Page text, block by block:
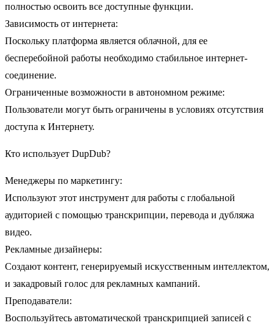
полностью освоить все доступные функции.
Зависимость от интернета:
Поскольку платформа является облачной, для ее
бесперебойной работы необходимо стабильное интернет-
соединение.
Ограниченные возможности в автономном режиме:
Пользователи могут быть ограничены в условиях отсутствия
доступа к Интернету.
Кто использует DupDub?
Менеджеры по маркетингу:
Используют этот инструмент для работы с глобальной
аудиторией с помощью транскрипции, перевода и дубляжа
видео.
Рекламные дизайнеры:
Создают контент, генерируемый искусственным интеллектом,
и закадровый голос для рекламных кампаний.
Преподаватели:
Воспользуйтесь автоматической транскрипцией записей с